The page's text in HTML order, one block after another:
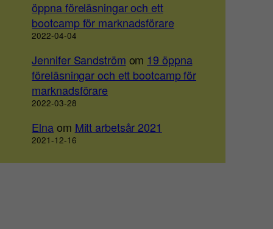
öppna föreläsningar och ett
bootcamp för marknadsförare
2022-04-04
Jennifer Sandström om 19 öppna
föreläsningar och ett bootcamp för
marknadsförare
2022-03-28
Elnaom Mitt arbetsår 2021
2021-12-16